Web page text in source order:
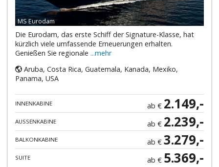
MS Eurodam
Die Eurodam, das erste Schiff der Signature-Klasse, hat
kürzlich viele umfassende Erneuerungen erhalten.
Genießen Sie regionale ...mehr
Aruba, Costa Rica, Guatemala, Kanada, Mexiko,
Panama, USA
INNENKABINE ab € 2.149,-
AUSSENKABINE ab € 2.239,-
BALKONKABINE ab €3.279,-
SUITE ab € 5.369,-